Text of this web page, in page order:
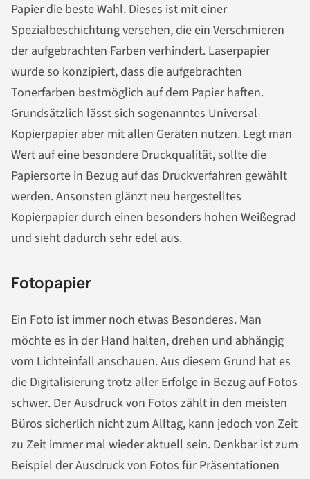
Papier die beste Wahl. Dieses ist mit einer
Spezialbeschichtung versehen, die ein Verschmieren
der aufgebrachten Farben verhindert. Laserpapier
wurde so konzipiert, dass die aufgebrachten
Tonerfarben bestmöglich auf dem Papier haften.
Grundsätzlich lässt sich sogenanntes Universal-
Kopierpapier aber mit allen Geräten nutzen. Legt man
Wert auf eine besondere Druckqualität, sollte die
Papiersorte in Bezug auf das Druckverfahren gewählt
werden. Ansonsten glänzt neu hergestelltes
Kopierpapier durch einen besonders hohen Weißegrad
und sieht dadurch sehr edel aus.
Fotopapier
Ein Foto ist immer noch etwas Besonderes. Man
möchte es in der Hand halten, drehen und abhängig
vom Lichteinfall anschauen. Aus diesem Grund hat es
die Digitalisierung trotz aller Erfolge in Bezug auf Fotos
schwer. Der Ausdruck von Fotos zählt in den meisten
Büros sicherlich nicht zum Alltag, kann jedoch von Zeit
zu Zeit immer mal wieder aktuell sein. Denkbar ist zum
Beispiel der Ausdruck von Fotos für Präsentationen